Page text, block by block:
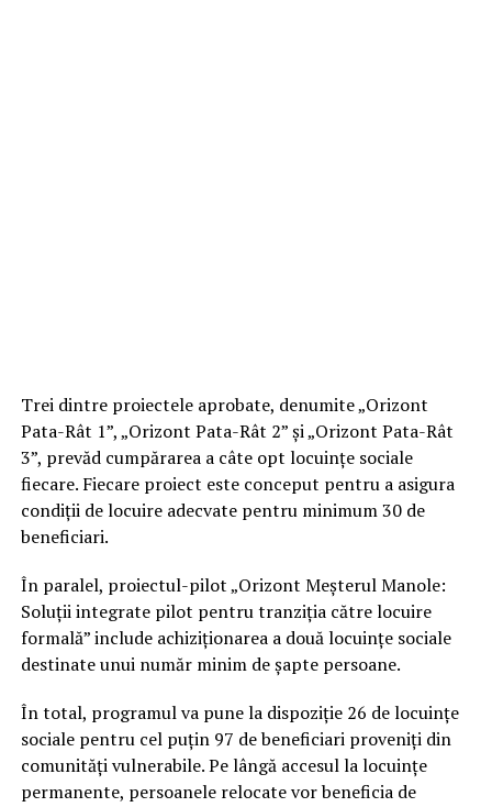
definitivă a fenomenului locuirii informale și
împiedicarea reapariției barăcilor în zonaPata Rât .
Edilul a afirmat că, în urma unei vizite recente în zonă, a
observat că terenurile pe care existau construcții
improvizate au rămas libere și nu au mai fost ocupate.
exprimat dorința ca noile barăci să nu mai apară,
asumându-și să anunțe autoritățile în cazul unor noi
ocupări ilegale.
Potrivit datelor prezentate de Primărie, aproximativ
580 de persoane au fost relocatepână în prezent prin
proiectele derulate de municipalitate. Noua strategie
prevede continuarea acestui proces până în anul 2030,
când administrația își propune eliminarea completă a
Trei dintre proiectele aprobate, denumite „Orizont
Pata-Rât 1”, „Orizont Pata-Rât 2” și „Orizont Pata-Rât
3”, prevăd cumpărarea a câte opt locuințe sociale
fiecare. Fiecare proiect este conceput pentru a asigura
condiții de locuire adecvate pentru minimum 30 de
beneficiari.
În paralel, proiectul-pilot „Orizont Meșterul Manole:
Soluții integrate pilot pentru tranziția către locuire
formală” include achiziționarea a două locuințe sociale
destinate unui număr minim de șapte persoane.
În total, programul va pune la dispoziție 26 de locuințe
sociale pentru cel puțin 97 de beneficiari proveniți din
comunități vulnerabile. Pe lângă accesul la locuințe
permanente, persoanele relocate vor beneficia de